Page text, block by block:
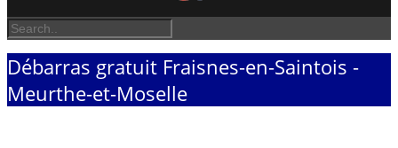
Débarras gratuit Fraisnes-en-Saintois -
Meurthe-et-Moselle